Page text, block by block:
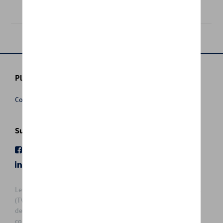
Plus d'informations
Conditions de vente
Suivez nous
Les prix affichés sur le présent site sont des prix recommandés
(TVAc), hors éventuels frais de montage. Pour connaitre le prix
de vente actuel et les éventuels frais de montage, veuillez
contacter votre concessionnaire/agent. Les prix recommandés